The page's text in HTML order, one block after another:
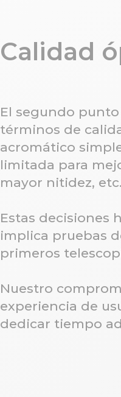
Calidad
El segundo
términos de
acromático
limitada para
mayor nitidez,
Estas decisiones
implica pruebas
primeros
Nuestro
experiencia de
dedicar tiempo